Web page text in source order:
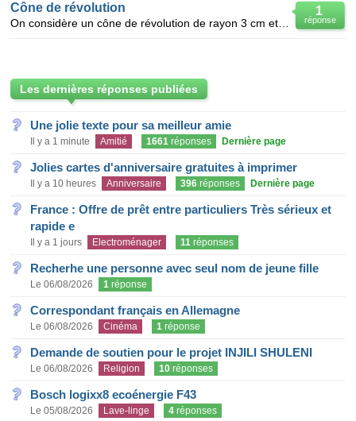
1
réponse
Cône de révolution
Les dernières réponses publiées
Une jolie texte pour sa meilleur amie
Il y a 1 minute Amitié 1661 réponses Dernière page
Jolies cartes d'anniversaire gratuites à imprimer
Il y a 10 heures Anniversaire 396 réponses Dernière page
France : Offre de prêt entre particuliers Très sérieux et
rapide e
Il y a 1 jours Electroménager 11 réponses
Recherhe une personne avec seul nom de jeune fille
Le 06/08/2026 1 réponse
Correspondant français en Allemagne
Le 06/08/2026 Cinéma 1 réponse
Demande de soutien pour le projet INJILI SHULENI
Le 06/08/2026 Religion 10 réponses
Bosch logixx8 ecoénergie F43
Le 05/08/2026 Lave-linge 4 réponses